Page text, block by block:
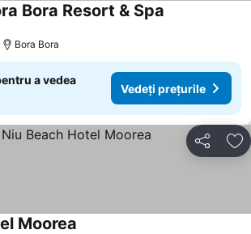
Bora Resort & Spa
Bora Bora
a vedea
Vedeți prețurile
Distribuiți
Moorea